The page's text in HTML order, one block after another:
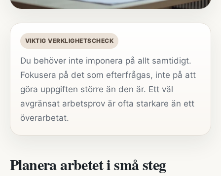
VIKTIG VERKLIGHETSCHECK
Du behöver inte imponera på allt samtidigt.
Fokusera på det som efterfrågas, inte på att
göra uppgiften större än den är. Ett väl
avgränsat arbetsprov är ofta starkare än ett
överarbetat.
Planera arbetet i små steg